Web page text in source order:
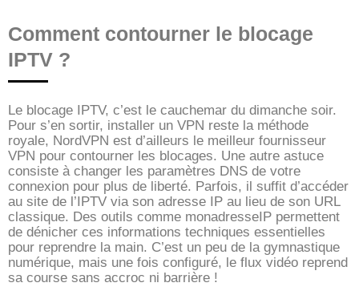
Comment contourner le blocage
IPTV ?
Le blocage IPTV, c’est le cauchemar du dimanche soir.
Pour s’en sortir, installer un VPN reste la méthode
royale, NordVPN est d’ailleurs le meilleur fournisseur
VPN pour contourner les blocages. Une autre astuce
consiste à changer les paramètres DNS de votre
connexion pour plus de liberté. Parfois, il suffit d’accéder
au site de l’IPTV via son adresse IP au lieu de son URL
classique. Des outils comme monadresseIP permettent
de dénicher ces informations techniques essentielles
pour reprendre la main. C’est un peu de la gymnastique
numérique, mais une fois configuré, le flux vidéo reprend
sa course sans accroc ni barrière !